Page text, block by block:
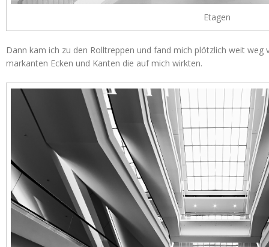
Etagen
Dann kam ich zu den Rolltreppen und fand mich plötzlich weit weg
markanten Ecken und Kanten die auf mich wirkten.